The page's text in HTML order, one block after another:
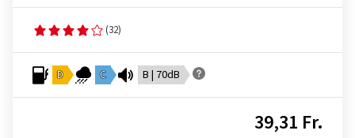
(32)
D C B | 70dB
39,31 Fr.